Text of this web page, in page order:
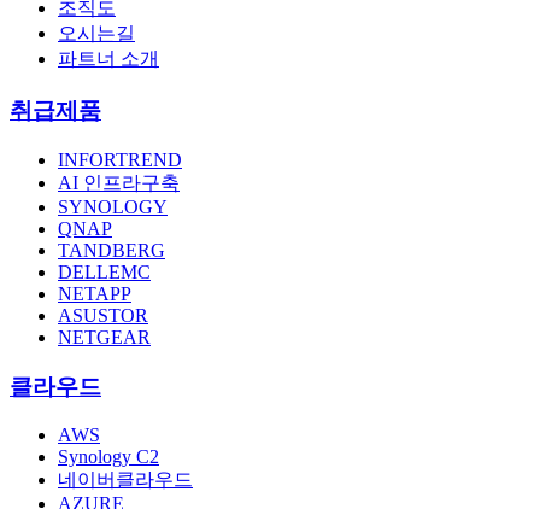
조직도
오시는길
파트너 소개
취급제품
INFORTREND
AI 인프라구축
SYNOLOGY
QNAP
TANDBERG
DELLEMC
NETAPP
ASUSTOR
NETGEAR
클라우드
AWS
Synology C2
네이버클라우드
AZURE